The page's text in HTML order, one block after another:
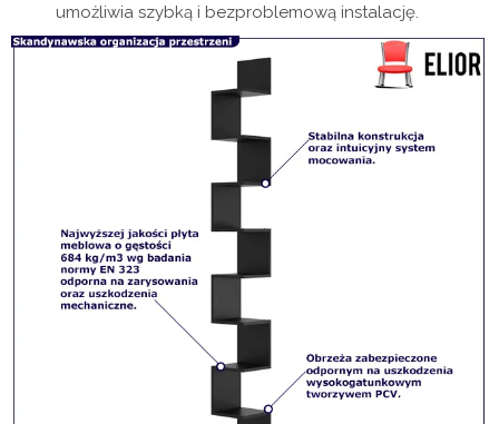
umożliwia szybką i bezproblemową instalację.